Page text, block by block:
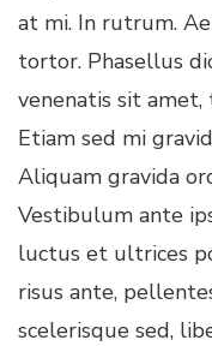
at mi. In rutrum.
tortor. Phasellus
venenatis sit
Etiam sed mi
Aliquam gravida
Vestibulum ante
luctus et ultrices
risus ante,
scelerisque sed,